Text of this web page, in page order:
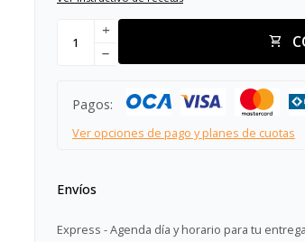
add
remove
Pagos:
Ver opciones de pago y planes de cuotas
Envíos
Express - Agenda día y horario para tu